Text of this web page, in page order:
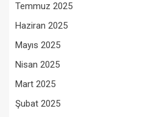
Temmuz 2025
Haziran 2025
Mayıs 2025
Nisan 2025
Mart 2025
Şubat 2025